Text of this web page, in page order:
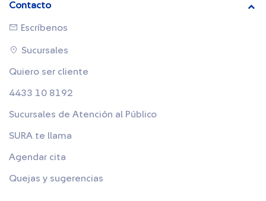
Contacto
Escríbenos
Sucursales
Quiero ser cliente
4433 10 8192
Sucursales de Atención al Público
SURA te llama
Agendar cita
Quejas y sugerencias